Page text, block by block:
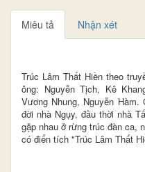
Miêu tả Nhận xét
Trúc Lâm Thất Hiền theo
ông: Nguyễn Tịch, Kê
Vương Nhung, Nguyễn
đời nhà Ngụy, đầu thời nhà
gặp nhau ở rừng trúc đàn ca,
có điển tích "Trúc Lâm Thất